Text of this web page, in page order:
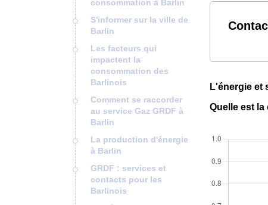
consommation à Barlin
S'informer sur la ville de
Barlin
Les facteurs qui
impactent la
consommation des
Barlinois
Comment se raccorder
au service Gaz GRDF à
Barlin
La production d'énergie
à Barlin
GRDF : services et
contacts pour les
Barlinois
L'énergie et
Quelle est